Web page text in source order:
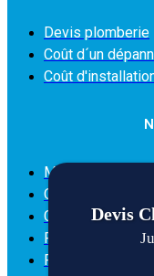
Devis
Devis plomberie
Coût d´un
Coût
Mention légales
Qui sommes-nous
Condition
Politique des
Politique de